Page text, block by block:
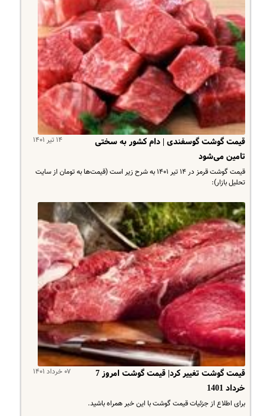
۱۴ تیر ۱۴۰۱
قیمت گوشت گوسفندی | دام کشور به سختی
تامین می‌شود
قیمت گوشت قرمز در ۱۴ تیر ۱۴۰۱ به شرح زیر است (قیمت‌ها به تومان از سایت
تحلیل بازار):
۰۷ خرداد ۱۴۰۱
قیمت گوشت تغییر کرد| قیمت گوشت امروز 7
خرداد 1401
برای اطلاع از جزئیات قیمت گوشت با این خبر همراه باشید.